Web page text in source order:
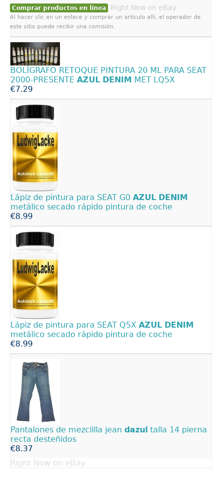
Comprar productos en línea Right Now on eBay
Al hacer clic en un enlace y comprar un artículo allí, el operador de
este sitio puede recibir una comisión.
BOLÍGRAFO RETOQUE PINTURA 20 ML PARA SEAT
2000-PRESENTE AZUL DENIM MET LQ5X
€7.29
Lápiz de pintura para SEAT G0 AZUL DENIM
metálico secado rápido pintura de coche
€8.99
Lápiz de pintura para SEAT Q5X AZUL DENIM
metálico secado rápido pintura de coche
€8.99
Pantalones de mezclilla jean dazul talla 14 pierna
recta desteñidos
€8.37
Right Now on eBay